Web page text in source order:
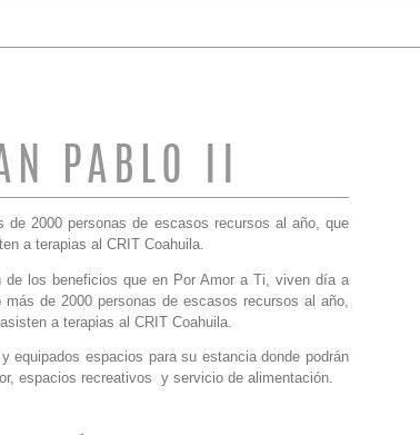
PABLO II
2000 personas de escasos recursos al año, que
a terapias al CRIT Coahuila.
los beneficios que en Por Amor a Ti, viven día a
de 2000 personas de escasos recursos al año,
a terapias al CRIT Coahuila.
equipados espacios para su estancia donde podrán
espacios recreativos y servicio de alimentación.